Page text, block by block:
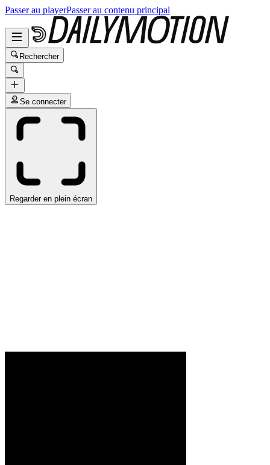
Passer au playerPasser au contenu principal
Rechercher
Se connecter
Regarder en plein écran